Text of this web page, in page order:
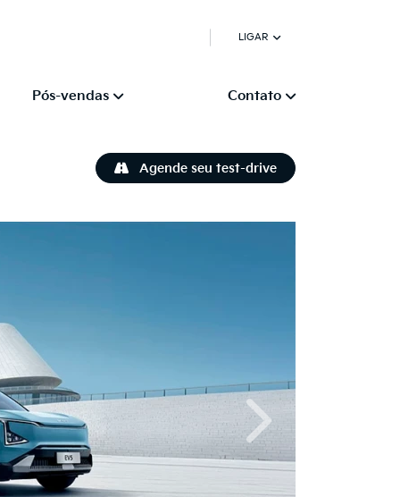
LIGAR
Pós-vendas Contato
Agende seu test-drive
Próximo